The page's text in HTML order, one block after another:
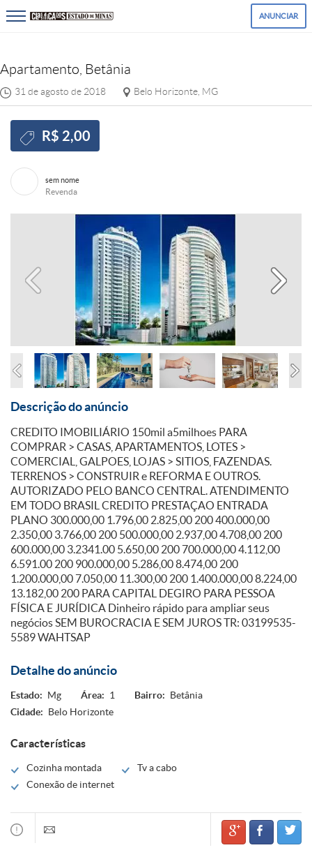
ANUNCIAR
Apartamento, Betânia
31 de agosto de 2018 Belo Horizonte, MG
R$ 2,00
sem nome
Revenda
Descrição do anúncio
CREDITO IMOBILIÁRIO 150mil a5milhoes PARA
COMPRAR > CASAS, APARTAMENTOS, LOTES >
COMERCIAL, GALPOES, LOJAS > SITIOS, FAZENDAS.
TERRENOS > CONSTRUIR e REFORMA E OUTROS.
AUTORIZADO PELO BANCO CENTRAL. ATENDIMENTO
EM TODO BRASIL CREDITO PRESTAÇAO ENTRADA
PLANO 300.000,00 1.796,00 2.825,00 200 400.000,00
2.350,00 3.766,00 200 500.000,00 2.937,00 4.708,00 200
600.000,00 3.2341.00 5.650,00 200 700.000,00 4.112,00
6.591.00 200 900.000,00 5.286,00 8.474,00 200
1.200.000,00 7.050,00 11.300,00 200 1.400.000,00 8.224,00
13.182,00 200 PARA CAPITAL DEGIRO PARA PESSOA
FÍSICA E JURÍDICA Dinheiro rápido para ampliar seus
negócios SEM BUROCRACIA E SEM JUROS TR: 03199535-
5589 WAHTSAP
Detalhe do anúncio
Estado: Mg Área: 1 Bairro: Betânia
Cidade: Belo Horizonte
Características
Cozinha montada
Tv a cabo
Conexão de internet